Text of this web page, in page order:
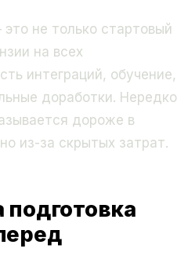
не только стартовый
на всех
интеграций, обучение,
доработки. Нередко
дороже в
из-за скрытых затрат.